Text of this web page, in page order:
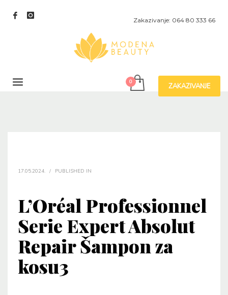
Zakazivanje: 064 80 333 66
ZAKAZIVANJE
17.05.2024. / PUBLISHED IN
L’Oréal Professionnel
Serie Expert Absolut
Repair Šampon za
kosu3